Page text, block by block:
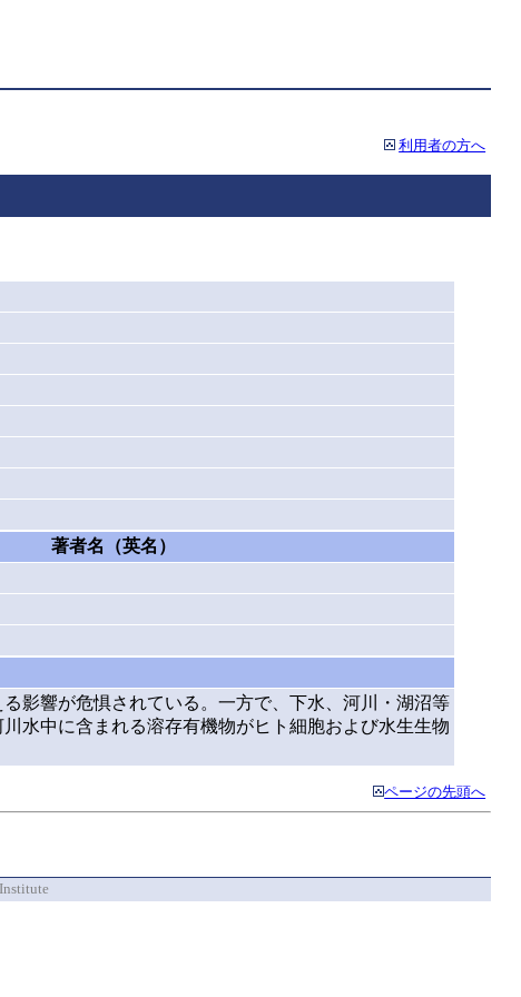
利用者の方へ
著者名（英名）
影響が危惧されている。一方で、下水、河川・湖沼等
水中に含まれる溶存有機物がヒト細胞および水生生物
ページの先頭へ